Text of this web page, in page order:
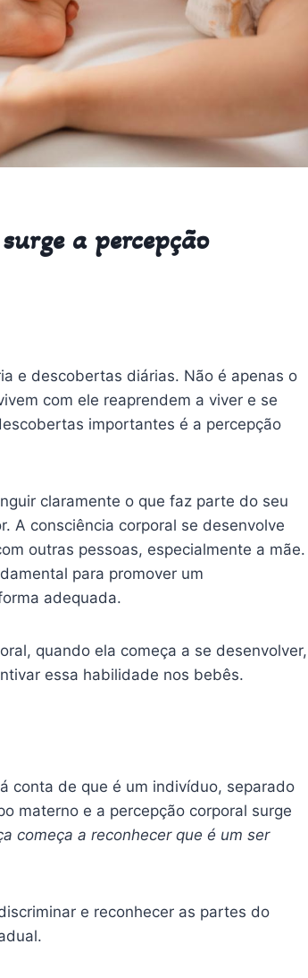
a percepção
e descobertas diárias. Não é apenas o
com ele reaprendem a viver e se
importantes é a percepção
claramente o que faz parte do seu
A consciência corporal se desenvolve
outras pessoas, especialmente a mãe.
para promover um
adequada.
quando ela começa a se desenvolver,
essa habilidade nos bebês.
conta de que é um indivíduo, separado
materno e a percepção corporal surge
começa a reconhecer que é um ser
e reconhecer as partes do